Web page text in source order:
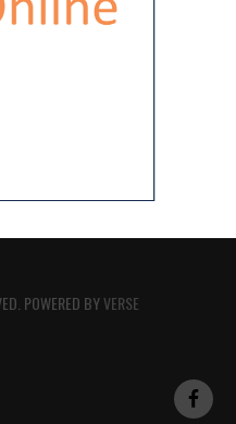
POWERED BYVERSE